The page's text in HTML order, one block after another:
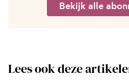
Bekijk alle
Lees ook deze